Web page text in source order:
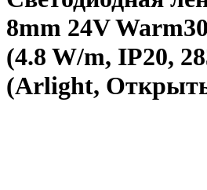
8mm 24V
(4.8 W/m, IP20,
(Arlight,